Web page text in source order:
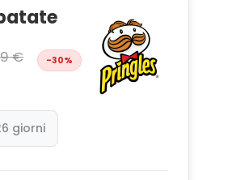
€ -30%
giorni